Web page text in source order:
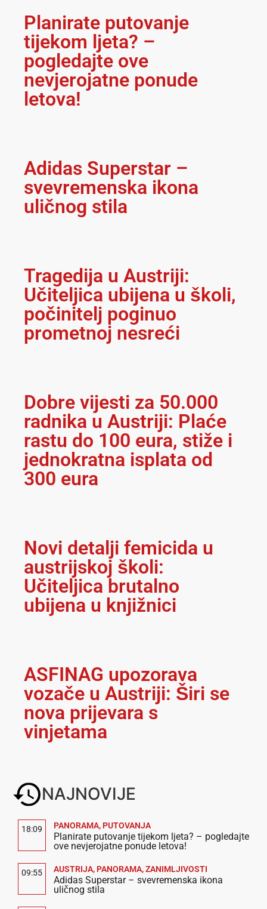
Planirate putovanje
tijekom ljeta? –
pogledajte ove
nevjerojatne ponude
letova!
Adidas Superstar –
svevremenska ikona
uličnog stila
Tragedija u Austriji:
Učiteljica ubijena u školi,
počinitelj poginuo
prometnoj nesreći
Dobre vijesti za 50.000
radnika u Austriji: Plaće
rastu do 100 eura, stiže i
jednokratna isplata od
300 eura
Novi detalji femicida u
austrijskoj školi:
Učiteljica brutalno
ubijena u knjižnici
ASFINAG upozorava
vozače u Austriji: Širi se
nova prijevara s
vinjetama
NAJNOVIJE
18:09 PANORAMA, PUTOVANJA
Planirate putovanje tijekom ljeta? – pogledajte
ove nevjerojatne ponude letova!
09:55 AUSTRIJA, PANORAMA,ZANIMLJIVOSTI
Adidas Superstar – svevremenska ikona
uličnog stila